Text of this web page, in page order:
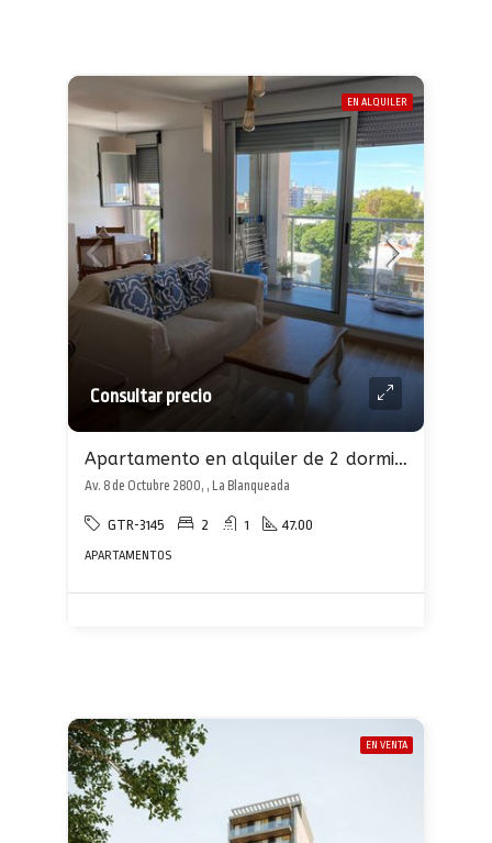
EN ALQUILER
Consultar precio
Apartamento en alquiler de 2 dormitorios en La Blanqueada
Av. 8 de Octubre 2800, , La Blanqueada
GTR-3145 2 1 47.00
APARTAMENTOS
EN VENTA